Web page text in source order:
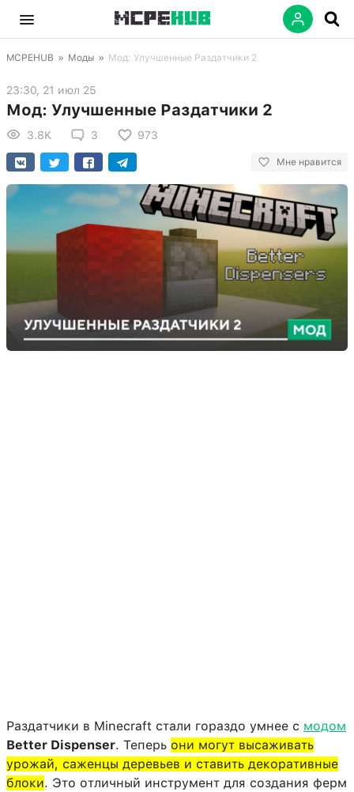
MCPEHUB » Моды » Мод: Улучшенные Раздатчики 2
23:30, 21 июл 25
Мод: Улучшенные Раздатчики 2
3.8K 3 973
Мне нравится
Раздатчики в Minecraft стали гораздо умнее с модом
Better Dispenser. Теперь они могут высаживать
урожай, саженцы деревьев и ставить декоративные
блоки. Это отличный инструмент для создания ферм